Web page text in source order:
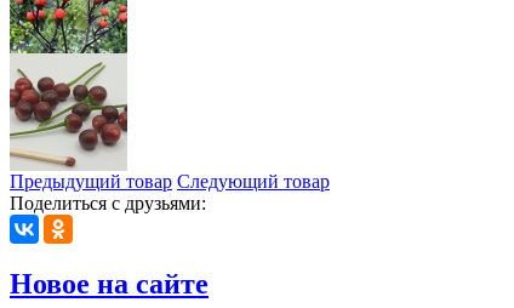
Предыдущий товар Следующий товар
Поделиться с друзьями:
Новое на сайте